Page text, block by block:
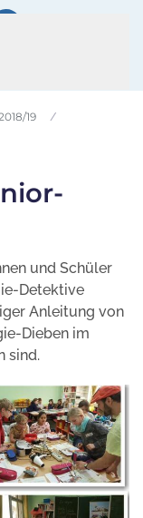
19
und Schüler
Detektive
Anleitung von
Dieben im
sind.